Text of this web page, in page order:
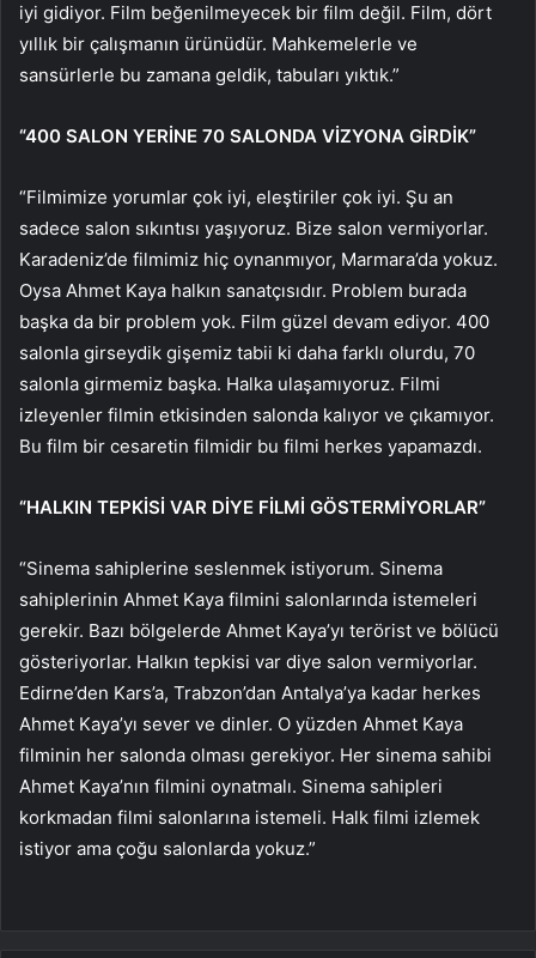
iyi gidiyor. Film beğenilmeyecek bir film değil. Film, dört
yıllık bir çalışmanın ürünüdür. Mahkemelerle ve
sansürlerle bu zamana geldik, tabuları yıktık.”
“400 SALON YERİNE 70 SALONDA VİZYONA GİRDİK”
“Filmimize yorumlar çok iyi, eleştiriler çok iyi. Şu an
sadece salon sıkıntısı yaşıyoruz. Bize salon vermiyorlar.
Karadeniz’de filmimiz hiç oynanmıyor, Marmara’da yokuz.
Oysa Ahmet Kaya halkın sanatçısıdır. Problem burada
başka da bir problem yok. Film güzel devam ediyor. 400
salonla girseydik gişemiz tabii ki daha farklı olurdu, 70
salonla girmemiz başka. Halka ulaşamıyoruz. Filmi
izleyenler filmin etkisinden salonda kalıyor ve çıkamıyor.
Bu film bir cesaretin filmidir bu filmi herkes yapamazdı.
“HALKIN TEPKİSİ VAR DİYE FİLMİ GÖSTERMİYORLAR”
“Sinema sahiplerine seslenmek istiyorum. Sinema
sahiplerinin Ahmet Kaya filmini salonlarında istemeleri
gerekir. Bazı bölgelerde Ahmet Kaya’yı terörist ve bölücü
gösteriyorlar. Halkın tepkisi var diye salon vermiyorlar.
Edirne’den Kars’a, Trabzon’dan Antalya’ya kadar herkes
Ahmet Kaya’yı sever ve dinler. O yüzden Ahmet Kaya
filminin her salonda olması gerekiyor. Her sinema sahibi
Ahmet Kaya’nın filmini oynatmalı. Sinema sahipleri
korkmadan filmi salonlarına istemeli. Halk filmi izlemek
istiyor ama çoğu salonlarda yokuz.”